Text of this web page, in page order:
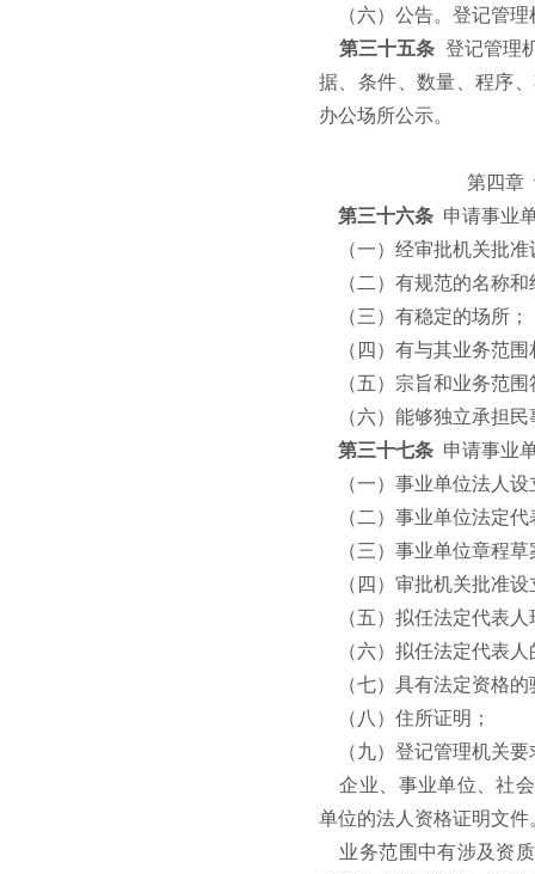
（六）公告。登记管
第三十五条 登记管理
据、条件、数量、程序
办公场所公示。
第四章
第三十六条 申请事业
（一）经审批机关批
（二）有规范的名称
（三）有稳定的场所；
（四）有与其业务范
（五）宗旨和业务范
（六）能够独立承担
第三十七条 申请事业
（一）事业单位法人
（二）事业单位法定
（三）事业单位章程草
（四）审批机关批准
（五）拟任法定代表
（六）拟任法定代表
（七）具有法定资格
（八）住所证明；
（九）登记管理机关
企业、事业单位、社
单位的法人资格证明文件
业务范围中有涉及资